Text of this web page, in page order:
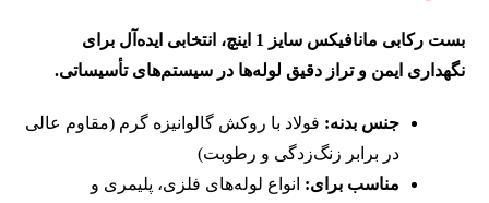
بست رکابی مانافیکس سایز 1 اینچ، انتخابی ایده‌آل برای
نگهداری ایمن و تراز دقیق لوله‌ها در سیستم‌های تأسیساتی.
جنس بدنه: فولاد با روکش گالوانیزه گرم (مقاوم عالی
در برابر زنگ‌زدگی و رطوبت)
مناسب برای: انواع لوله‌های فلزی، پلیمری و